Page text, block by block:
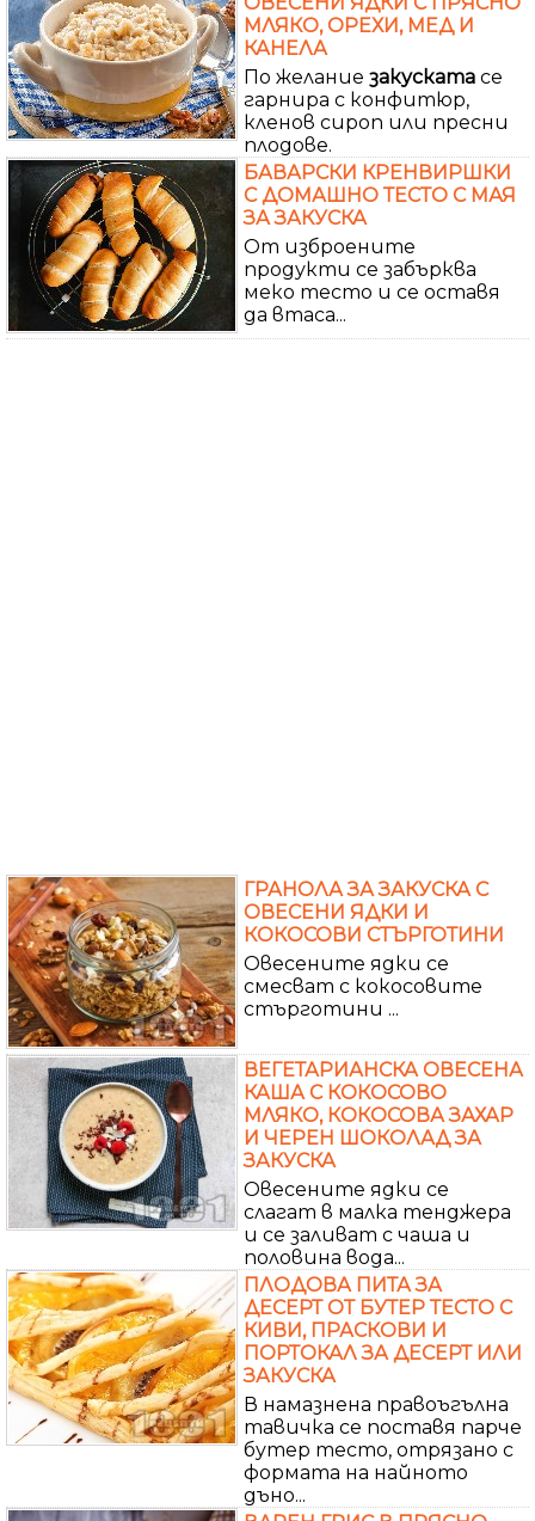
МЛЯКО, ОРЕХИ, МЕД И
КАНЕЛА
По желание закуската се
гарнира с конфитюр,
кленов сироп или пресни
плодове.
БАВАРСКИ КРЕНВИРШКИ
С ДОМАШНО ТЕСТО С МАЯ
ЗА ЗАКУСКА
От изброените
продукти се забърква
меко тесто и се оставя
да втаса...
ГРАНОЛА ЗА ЗАКУСКА С
ОВЕСЕНИ ЯДКИ И
КОКОСОВИ СТЪРГОТИНИ
Овесените ядки се
смесват с кокосовите
стърготини ...
ВЕГЕТАРИАНСКА ОВЕСЕНА
КАША С КОКОСОВО
МЛЯКО, КОКОСОВА ЗАХАР
И ЧЕРЕН ШОКОЛАД ЗА
ЗАКУСКА
Овесените ядки се
слагат в малка тенджера
и се заливат с чаша и
половина вода...
ПЛОДОВА ПИТА ЗА
ДЕСЕРТ ОТ БУТЕР ТЕСТО С
КИВИ, ПРАСКОВИ И
ПОРТОКАЛ ЗА ДЕСЕРТ ИЛИ
ЗАКУСКА
В намазнена правоъгълна
тавичка се поставя парче
бутер тесто, отрязано с
формата на найното
дъно...